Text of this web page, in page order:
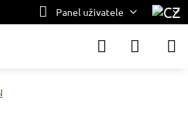
Panel uživatele